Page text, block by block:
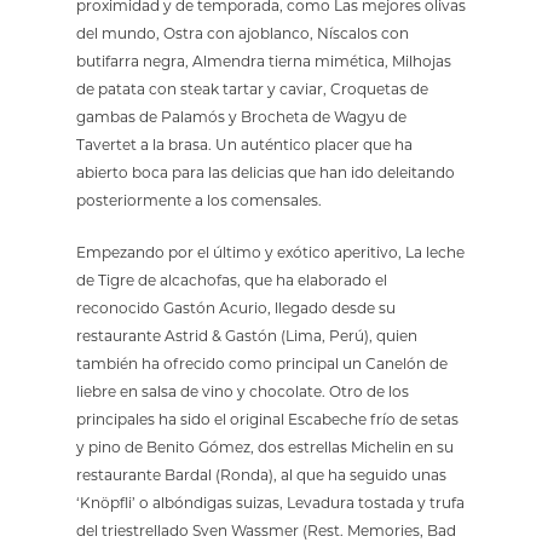
proximidad y de temporada, como Las mejores olivas
del mundo, Ostra con ajoblanco, Níscalos con
butifarra negra, Almendra tierna mimética, Milhojas
de patata con steak tartar y caviar, Croquetas de
gambas de Palamós y Brocheta de Wagyu de
Tavertet a la brasa. Un auténtico placer que ha
abierto boca para las delicias que han ido deleitando
posteriormente a los comensales.
Empezando por el último y exótico aperitivo, La leche
de Tigre de alcachofas, que ha elaborado el
reconocido Gastón Acurio, llegado desde su
restaurante Astrid & Gastón (Lima, Perú), quien
también ha ofrecido como principal un Canelón de
liebre en salsa de vino y chocolate. Otro de los
principales ha sido el original Escabeche frío de setas
y pino de Benito Gómez, dos estrellas Michelin en su
restaurante Bardal (Ronda), al que ha seguido unas
‘Knöpfli’ o albóndigas suizas, Levadura tostada y trufa
del triestrellado Sven Wassmer (Rest. Memories, Bad